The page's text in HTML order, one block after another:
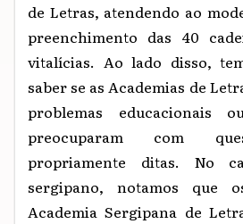
de Letras, atendendo ao
preenchimento das 40
vitalícias. Ao lado disso,
saber se as Academias de
problemas educacionais
preocuparam com
propriamente ditas. No
sergipano, notamos que
Academia Sergipana de